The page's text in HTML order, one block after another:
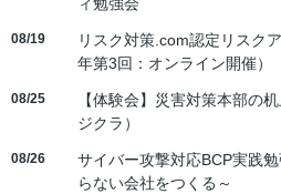
08/19
リスク対策.com認定リスク
年第3回：オンライン開催）
08/25
【体験会】災害対策本部の
ジクラ）
08/26
サイバー攻撃対応BCP実践
らない会社をつくる～